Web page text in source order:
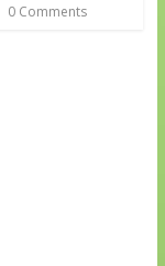
0 Comments